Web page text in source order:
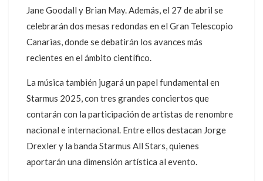
Jane Goodall y Brian May. Además, el 27 de abril se
celebrarán dos mesas redondas en el Gran Telescopio
Canarias, donde se debatirán los avances más
recientes en el ámbito científico.
La música también jugará un papel fundamental en
Starmus 2025, con tres grandes conciertos que
contarán con la participación de artistas de renombre
nacional e internacional. Entre ellos destacan Jorge
Drexler y la banda Starmus All Stars, quienes
aportarán una dimensión artística al evento.